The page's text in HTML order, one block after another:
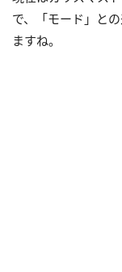
で、「モード」と
ますね。